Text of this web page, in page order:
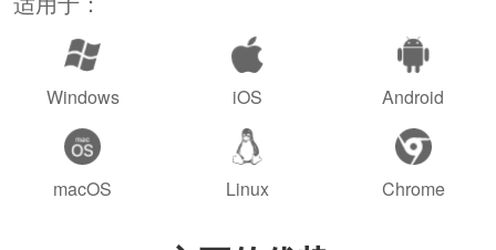
Windows iOS Android
macOS Linux Chrome